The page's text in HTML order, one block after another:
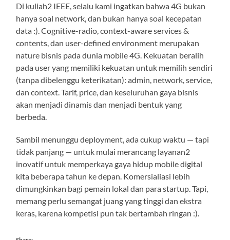
Di kuliah2 IEEE, selalu kami ingatkan bahwa 4G bukan
hanya soal network, dan bukan hanya soal kecepatan
data :). Cognitive-radio, context-aware services &
contents, dan user-defined environment merupakan
nature bisnis pada dunia mobile 4G. Kekuatan beralih
pada user yang memiliki kekuatan untuk memilih sendiri
(tanpa dibelenggu keterikatan): admin, network, service,
dan context. Tarif, price, dan keseluruhan gaya bisnis
akan menjadi dinamis dan menjadi bentuk yang
berbeda.
Sambil menunggu deployment, ada cukup waktu — tapi
tidak panjang — untuk mulai merancang layanan2
inovatif untuk memperkaya gaya hidup mobile digital
kita beberapa tahun ke depan. Komersialiasi lebih
dimungkinkan bagi pemain lokal dan para startup. Tapi,
memang perlu semangat juang yang tinggi dan ekstra
keras, karena kompetisi pun tak bertambah ringan :).